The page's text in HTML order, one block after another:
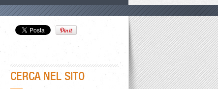
CERCA NEL SITO